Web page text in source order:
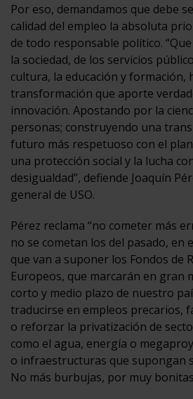
Por eso, demandamos que debe
calidad del empleo la absoluta
de todo responsable político.
la sociedad, de los servicios
cultura, la educación y formación,
transformación que aporte
innovación. Apostando por la
personas; construyendo una
futuro más respetuoso con el
una protección social y la lucha
desigualdad”, defiende Joaquín
general de USO.
Pérez reclama “no cometer más
no se cometan los del pasado, en
que van a suponer los Fondos de
Europeos, que marcarán en gran
corto y medio plazo de nuestro
traducirse en empleos precarios,
o reforzar la privatización de
como el agua, energía o
o infraestructuras que supongan
No más burbujas, por muy